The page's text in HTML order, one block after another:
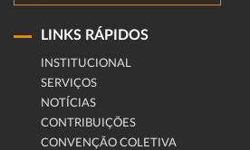
LINKS RÁPIDOS
INSTITUCIONAL
SERVIÇOS
NOTÍCIAS
CONTRIBUIÇÕES
CONVENÇÃO COLETIVA